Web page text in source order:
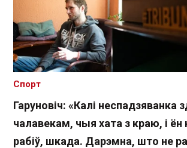
Гаруновіч: «Калі неспадзяванка
чалавекам, чыя хата з краю, і ён
рабіў, шкада. Дарэмна, што не
Спорт